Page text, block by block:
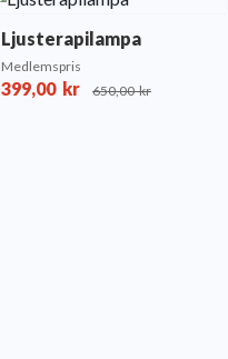
Ljusterapilampa
Medlemspris
399,00 kr 650,00kr